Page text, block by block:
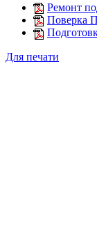
Ремонт
Поверка
Для печати